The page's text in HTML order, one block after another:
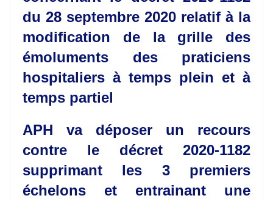
du 28 septembre 2020 relatif à la
modification de la grille des
émoluments des praticiens
hospitaliers à temps plein et à
temps partiel
APH va déposer un recours
contre le décret 2020-1182
supprimant les 3 premiers
échelons et entrainant une